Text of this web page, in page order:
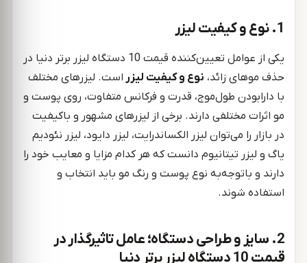
1. نوع و کیفیت لیزر
یکی از عوامل تعیین‌کننده قیمت 10 دستگاه لیزر برتر دنیا در
حذف موهای زائد، نوع و کیفیت لیزر است. لیزرهای مختلف
با دارابودن طول‌موج، قدرت و فرکانس متفاوت، روی پوست و
مو اثرات مختلفی دارند. برخی از لیزرهای مشهور و باکیفیت
در بازار را می‌توان لیزر الکساندرایت، لیزر دایود، لیزر نئودیم
یاگ و لیزر تیتانیوم دانست که هر کدام مزایا و معایب خود را
دارند و باتوجه‌به نوع پوست و رنگ مو باید انتخاب و
استفاده شوند.
2. سایز و طراحی دستگاه؛ عامل تاثیرگذار در
قیمت 10 دستگاه لیزر برتر دنیا